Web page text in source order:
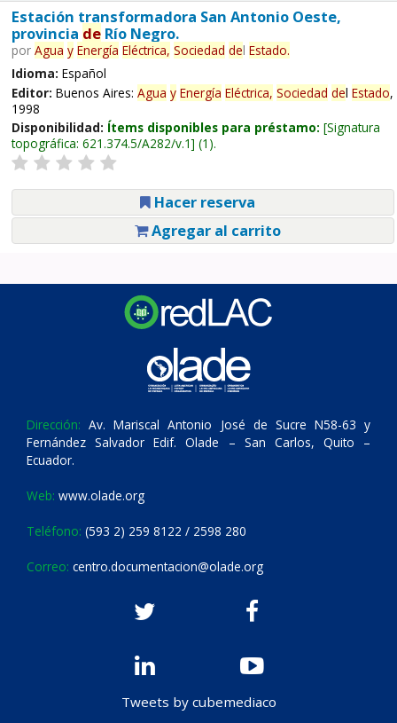
Estación transformadora San Antonio Oeste,
provincia deRío Negro.
por Agua y Energía Eléctrica, Sociedad del Estado.
Idioma: Español
Editor: Buenos Aires: Agua y Energía Eléctrica, Sociedad del Estado,
1998
Disponibilidad: Ítems disponibles para préstamo: Signatura
topográfica: 621.374.5/A282/v.1 (1).
Hacer reserva
Agregar al carrito
Dirección: Av. Mariscal Antonio José de Sucre N58-63 y
Fernández Salvador Edif. Olade – San Carlos, Quito –
Ecuador.
Web: www.olade.org
Teléfono: (593 2) 259 8122 / 2598 280
Correo: centro.documentacion@olade.org
Tweets by cubemediaco